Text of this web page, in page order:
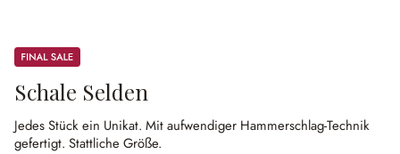
Sale
Schale Selden
Jedes Stück ein Unikat. Mit aufwendiger Hammerschlag-Technik
gefertigt. Stattliche Größe.